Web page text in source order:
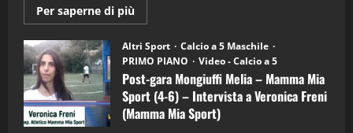
Per saperne di più
informazioni
Post-
gara
Mongiuffi
Melia
–
Mamma
Mia
Sport
Altri Sport
Calcio a 5 Maschile
PRIMO PIANO
Video - Calcio a 5
Post-gara Mongiuffi Melia – Mamma Mia
Sport (4-6) – Intervista a Veronica Freni
(Mamma Mia Sport)
3
"SportEmpire" in Podcast
“SportEmpire” in Podcast: 28^ Puntata
(Martedi 21 Aprile 2026)
21/04/2026